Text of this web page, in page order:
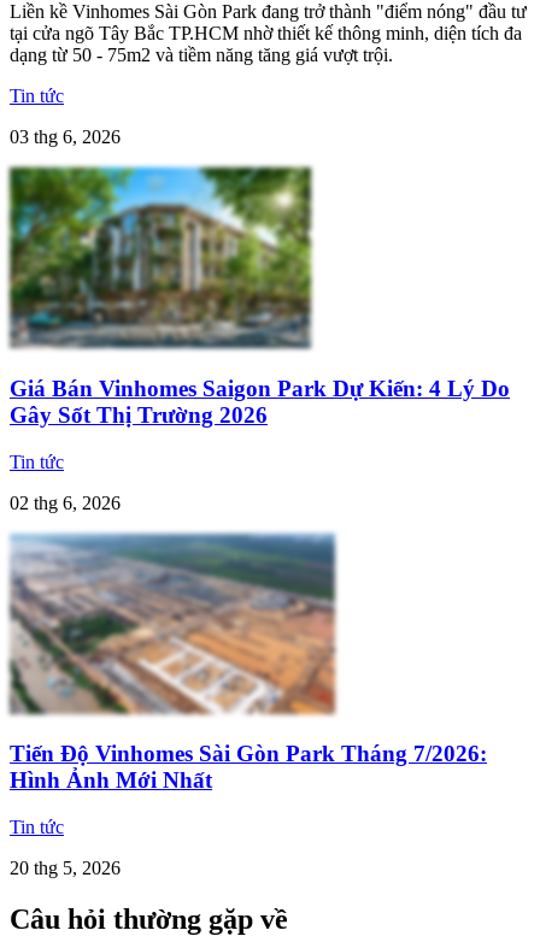
Liền kề Vinhomes Sài Gòn Park đang trở thành "điểm nóng" đầu tư
tại cửa ngõ Tây Bắc TP.HCM nhờ thiết kế thông minh, diện tích đa
dạng từ 50 - 75m2 và tiềm năng tăng giá vượt trội.
Tin tức
03 thg 6, 2026
Giá Bán Vinhomes Saigon Park Dự Kiến: 4 Lý Do
Gây Sốt Thị Trường 2026
Tin tức
02 thg 6, 2026
Tiến Độ Vinhomes Sài Gòn Park Tháng 7/2026:
Hình Ảnh Mới Nhất
Tin tức
20 thg 5, 2026
Câu hỏi thường gặp về